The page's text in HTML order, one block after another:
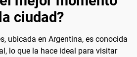
ciudad?
ubicada en Argentina, es conocida
lo que la hace ideal para visitar